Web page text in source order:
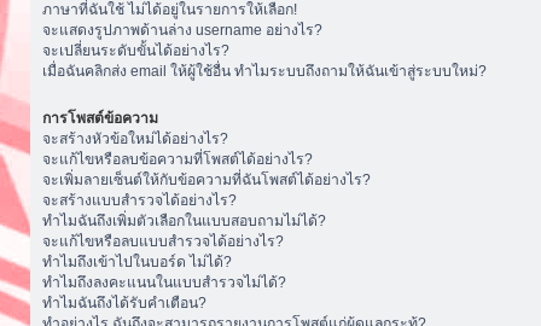
ภาษาที่ฉันใช้ ไม่ได้อยู่ในรายการให้เลือก!
จะแสดงรูปภาพด้านล่าง username อย่างไร?
จะเปลี่ยนระดับขั้นได้อย่างไร?
เมื่อฉันคลิกส่ง email ให้ผู้ใช้อื่น ทำไมระบบถึงถามให้ฉันเข้าสู่ระบบใหม่?
การโพสต์ข้อความ
จะสร้างหัวข้อใหม่ได้อย่างไร?
จะแก้ไขหรือลบข้อความที่โพสต์ได้อย่างไร?
จะเพิ่มลายเซ็นต์ให้กับข้อความที่ฉันโพสต์ได้อย่างไร?
จะสร้างแบบสำรวจได้อย่างไร?
ทำไมฉันถึงเพิ่มตัวเลือกในแบบสอบถามไม่ได้?
จะแก้ไขหรือลบแบบสำรวจได้อย่างไร?
ทำไมถึงเข้าไปในบอร์ด ไม่ได้?
ทำไมถึงลงคะแนนในแบบสำรวจไม่ได้?
ทำไมฉันถึงได้รับคำเตือน?